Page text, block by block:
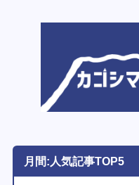
月間:人気記事TOP5